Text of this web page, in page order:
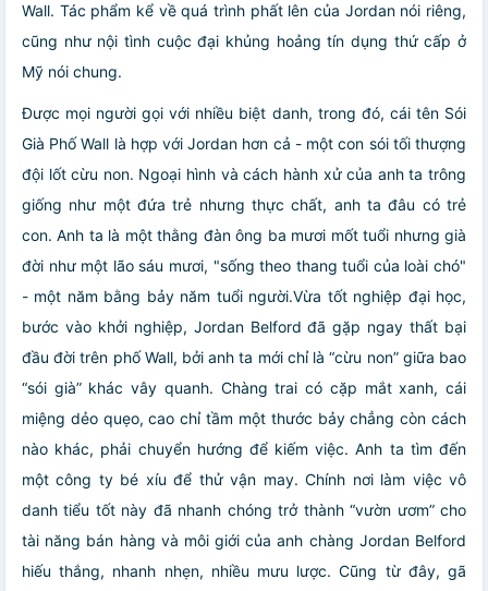
Wall. Tác phẩm kể về quá trình phất lên của Jordan nói riêng,
cũng như nội tình cuộc đại khủng hoảng tín dụng thứ cấp ở
Mỹ nói chung.
Được mọi người gọi với nhiều biệt danh, trong đó, cái tên Sói
Già Phố Wall là hợp với Jordan hơn cả - một con sói tối thượng
đội lốt cừu non. Ngoại hình và cách hành xử của anh ta trông
giống như một đứa trẻ nhưng thực chất, anh ta đâu có trẻ
con. Anh ta là một thằng đàn ông ba mươi mốt tuổi nhưng già
đời như một lão sáu mươi, "sống theo thang tuổi của loài chó"
- một năm bằng bảy năm tuổi người.Vừa tốt nghiệp đại học,
bước vào khởi nghiệp, Jordan Belford đã gặp ngay thất bại
đầu đời trên phố Wall, bởi anh ta mới chỉ là “cừu non” giữa bao
“sói già” khác vây quanh. Chàng trai có cặp mắt xanh, cái
miệng dẻo quẹo, cao chỉ tầm một thước bảy chẳng còn cách
nào khác, phải chuyển hướng để kiếm việc. Anh ta tìm đến
một công ty bé xíu để thử vận may. Chính nơi làm việc vô
danh tiểu tốt này đã nhanh chóng trở thành “vườn ươm” cho
tài năng bán hàng và môi giới của anh chàng Jordan Belford
hiếu thắng, nhanh nhẹn, nhiều mưu lược. Cũng từ đây, gã